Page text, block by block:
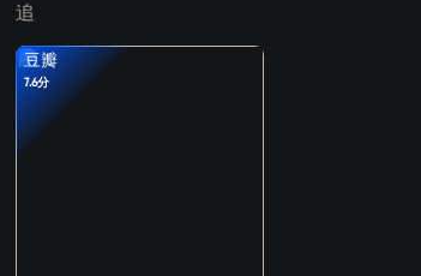
追
豆瓣
7.6分